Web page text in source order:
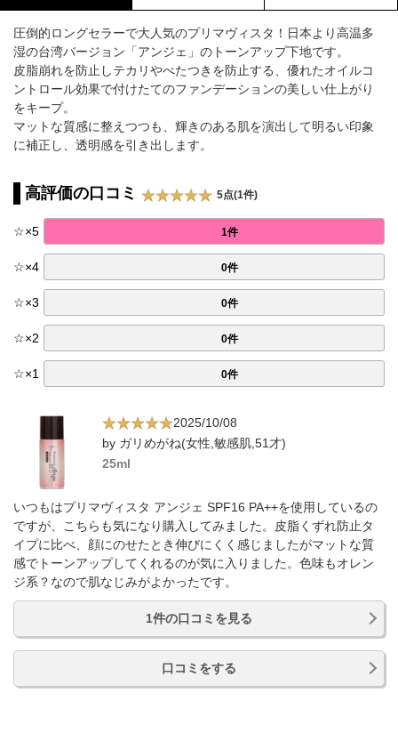
圧倒的ロングセラーで大人気のプリマヴィスタ！日本より高温多
湿の台湾バージョン「アンジェ」のトーンアップ下地です。
皮脂崩れを防止しテカリやべたつきを防止する、優れたオイルコ
ントロール効果で付けたてのファンデーションの美しい仕上がり
をキープ。
マットな質感に整えつつも、輝きのある肌を演出して明るい印象
に補正し、透明感を引き出します。
高評価の口コミ 5点(1件)
☆×5 1件
☆×4 0件
☆×3 0件
☆×2 0件
☆×1 0件
2025/10/08
by ガリめがね(女性,敏感肌,51才)
25ml
いつもはプリマヴィスタ アンジェ SPF16 PA++を使用しているの
ですが、こちらも気になり購入してみました。皮脂くずれ防止タ
イプに比べ、顔にのせたとき伸びにくく感じましたがマットな質
感でトーンアップしてくれるのが気に入りました。色味もオレン
ジ系？なので肌なじみがよかったです。
1件の口コミを見る
口コミをする